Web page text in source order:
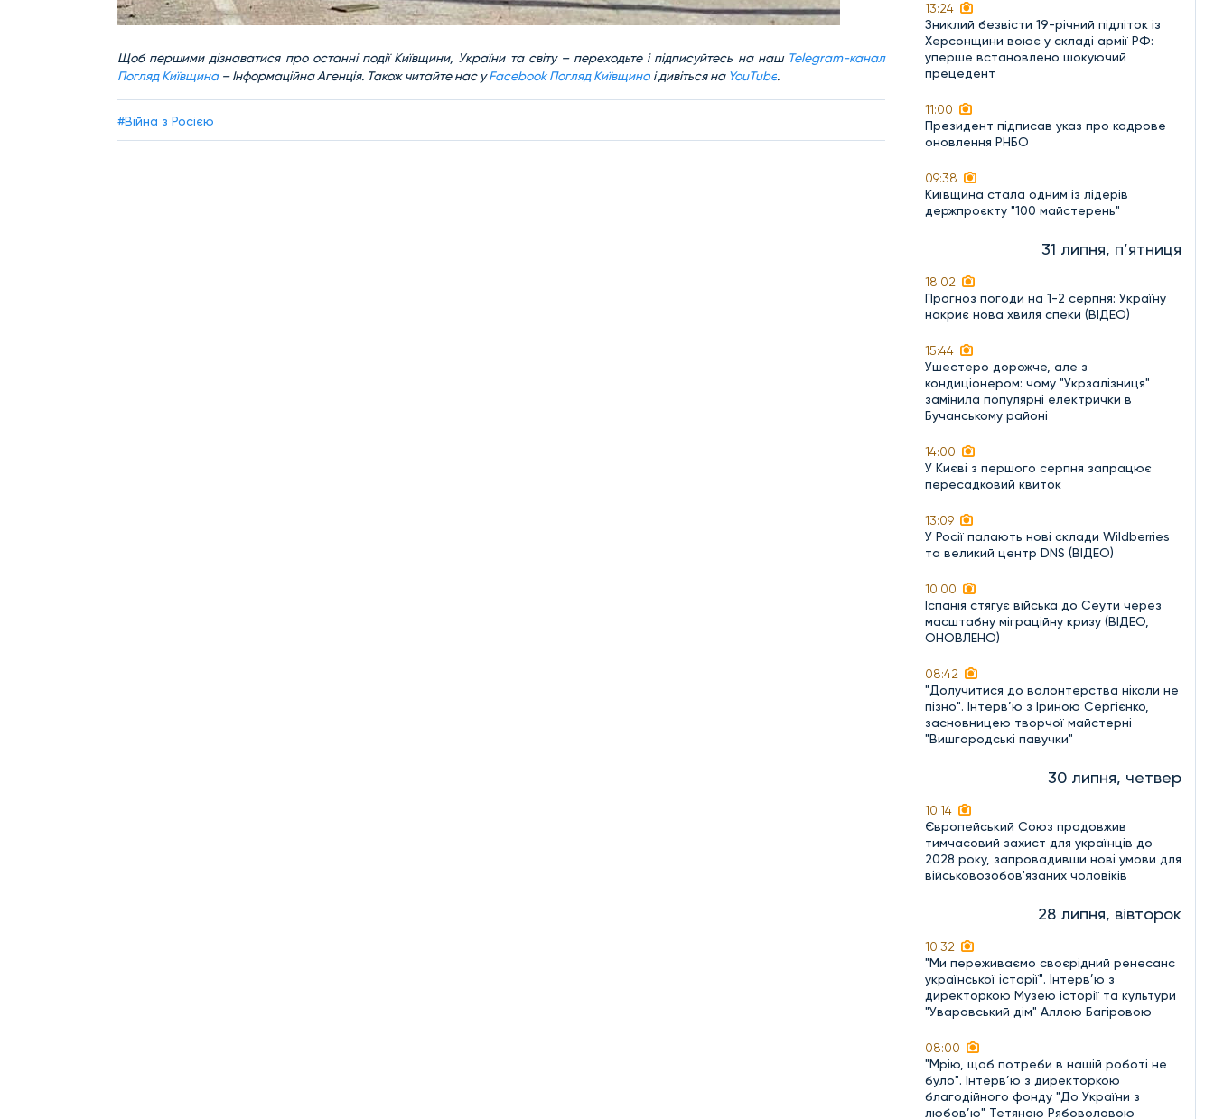
Щоб першими дізнаватися про останні події Київщини, України та світу – переходьте і підписуйтесь на наш Telegram-канал
Погляд Київщина – Інформаційна Агенція. Також читайте нас уFacebook Погляд Київщина і дивіться на YouTube.
#Війна з Росією
13:24
Зниклий безвісти 19-річний підліток із
Херсонщини воює у складі армії РФ:
уперше встановлено шокуючий
прецедент
11:00
Президент підписав указ про кадрове
оновлення РНБО
09:38
Київщина стала одним із лідерів
держпроєкту "100 майстерень"
31 липня, п’ятниця
18:02
Прогноз погоди на 1-2 серпня: Україну
накриє нова хвиля спеки (ВІДЕО)
15:44
Ушестеро дорожче, але з
кондиціонером: чому "Укрзалізниця"
замінила популярні електрички в
Бучанському районі
14:00
У Києві з першого серпня запрацює
пересадковий квиток
13:09
У Росії палають нові склади Wildberries
та великий центр DNS (ВІДЕО)
10:00
Іспанія стягує війська до Сеути через
масштабну міграційну кризу (ВІДЕО,
ОНОВЛЕНО)
08:42
"Долучитися до волонтерства ніколи не
пізно". Інтерв’ю з Іриною Сергієнко,
засновницею творчої майстерні
"Вишгородські павучки"
30 липня, четвер
10:14
Європейський Союз продовжив
тимчасовий захист для українців до
2028 року, запровадивши нові умови для
військовозобов'язаних чоловіків
28 липня, вівторок
10:32
"Ми переживаємо своєрідний ренесанс
української історії". Інтерв’ю з
директоркою Музею історії та культури
"Уваровський дім" Аллою Багіровою
08:00
"Мрію, щоб потреби в нашій роботі не
було". Інтерв’ю з директоркою
благодійного фонду "До України з
любов’ю" Тетяною Рябоволовою